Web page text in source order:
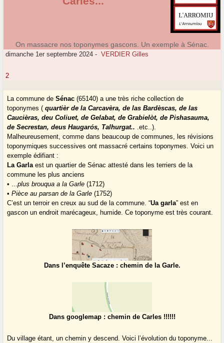
On massacre nos toponymes gascons. Un exemple à Sénac.
dimanche 1er septembre 2024 - VERDIER Gilles
2
La commune deSénac(65140) a une très riche collection de
toponymes ( quartièr de la Carcavèra, de las Bardèscas, de las
Caucièras, deu Coliuet, de Gelabat, de Grabielòt, de Pishasauma,
de Secrestan, deus Haugarós, Talhurgat.. .etc..).
Malheureusement, comme dans beaucoup de communes, les révisions
toponymiques successives ont massacré certains toponymes. Voici un
exemple édifiant :
La Garlaest un quartier de Sénac attesté dans les terriers de la
commune les plus anciens
• ...plus brouqua a la Garle (1712)
•Pièce au parsan de la Garle(1752)
C’est un terroir en creux au sud de la commune. “Ua garla” est en
gascon un endroit marécageux, humide. Ce toponyme est très courant.
Dans l’enquête Sacaze : chemin de la Garle.
Dans googlemap : chemin de Carles !!!!!!
Du village étant, un chemin y descend. Voici l’évolution du toponyme...